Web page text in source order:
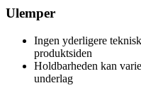
Ulemper
Ingen yderligere
produktsiden
Holdbarheden kan
underlag